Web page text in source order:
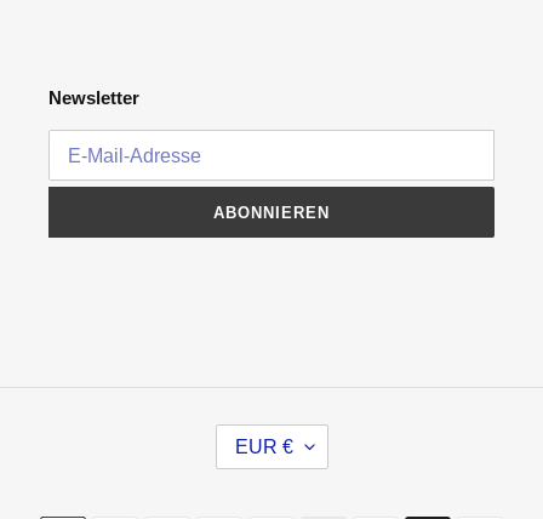
Newsletter
ABONNIEREN
WEUR €